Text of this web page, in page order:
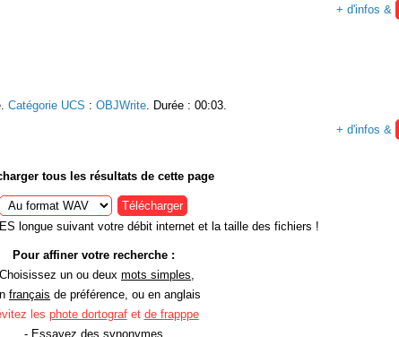
+ d'infos &
Catégorie UCS : OBJWrite. Durée : 00:03.
+ d'infos &
tous les résultats de cette page
Télécharger
longue suivant votre débit internet et la taille des fichiers !
Pour affiner votre recherche :
un ou deux mots simples,
français de préférence, ou en anglais
les phote dortografet de frapppe
- Essayez des synonymes